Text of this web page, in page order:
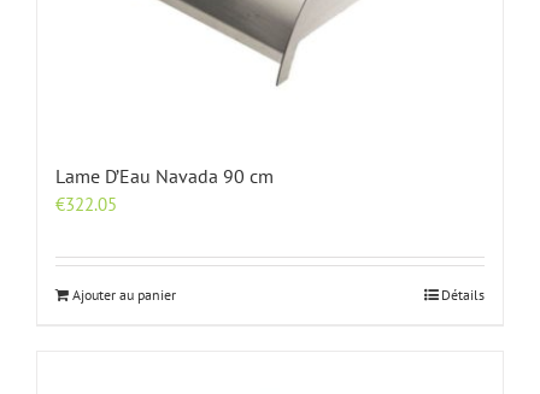
Lame D’Eau Navada 90 cm
€322.05
Ajouter au panier Détails